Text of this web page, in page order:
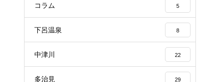
コラム 5
下呂温泉 8
中津川 22
多治見 29